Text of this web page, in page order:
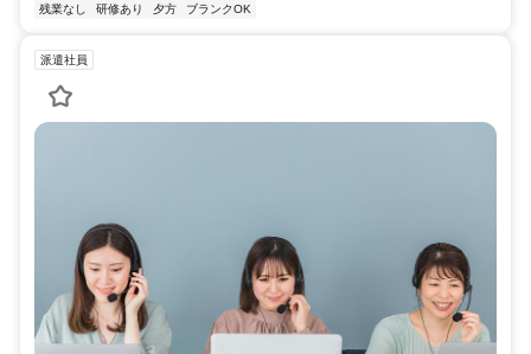
残業なし
研修あり 夕方 ブランクOK
派遣社員